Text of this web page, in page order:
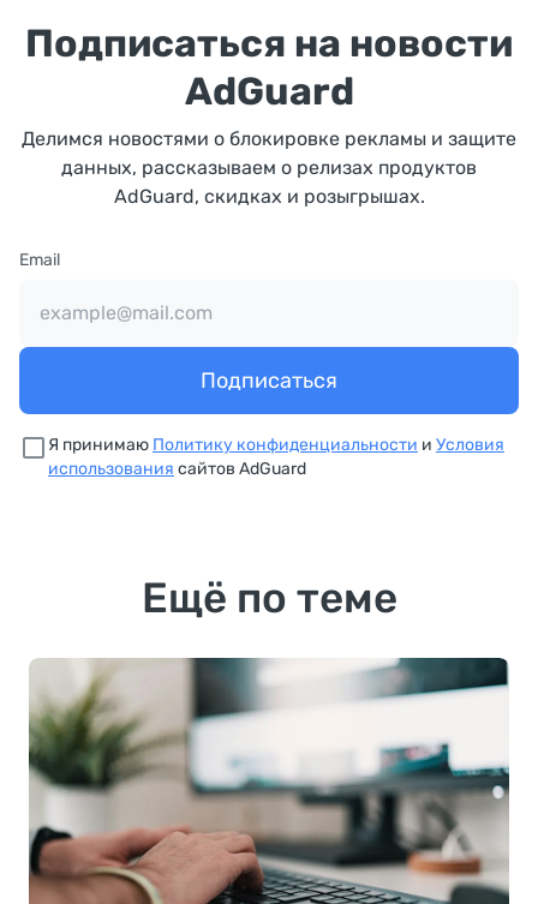
Подписаться на новости
AdGuard
Делимся новостями о блокировке рекламы и защите
данных, рассказываем о релизах продуктов
AdGuard, скидках и розыгрышах.
Email
Подписаться
Я принимаю Политику конфиденциальности и Условия
использования сайтов AdGuard
Ещё по теме